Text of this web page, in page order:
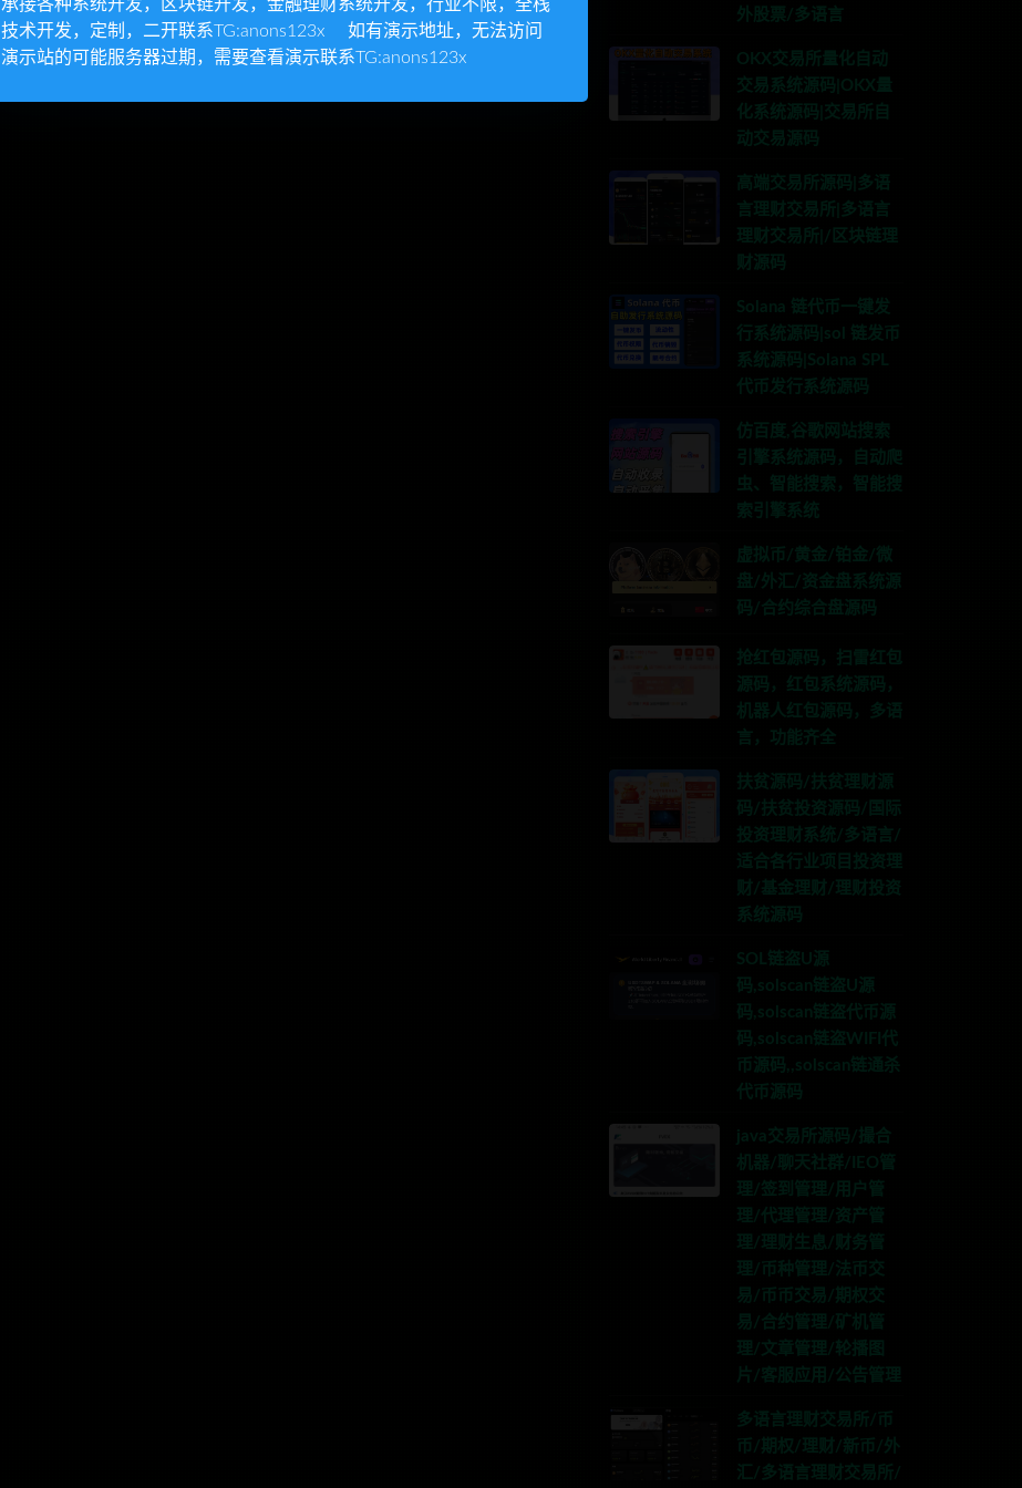
外股票/多语言
OKX交易所量化自动
交易系统源码|OKX量
化系统源码|交易所自
动交易源码
高端交易所源码|多语
言理财交易所|多语言
理财交易所|/区块链理
财源码
Solana 链代币一键发
行系统源码|sol 链发币
系统源码|Solana SPL
代币发行系统源码
仿百度,谷歌网站搜索
引擎系统源码，自动爬
虫、智能搜索，智能搜
索引擎系统
虚拟币/黄金/铂金/微
盘/外汇/资金盘系统源
码/合约综合盘源码
抢红包源码，扫雷红包
源码，红包系统源码，
机器人红包源码，多语
言，功能齐全
扶贫源码/扶贫理财源
码/扶贫投资源码/国际
投资理财系统/多语言/
适合各行业项目投资理
财/基金理财/理财投资
系统源码
SOL链盗U源
码,solscan链盗U源
码,solscan链盗代币源
码,solscan链盗WIFI代
币源码,,solscan链通杀
代币源码
java交易所源码/撮合
机器/聊天社群/IEO管
理/签到管理/用户管
理/代理管理/资产管
理/理财生息/财务管
理/币种管理/法币交
易/币币交易/期权交
易/合约管理/矿机管
理/文章管理/轮播图
片/客服应用/公告管理
多语言理财交易所/币
币/期权/理财/新币/外
汇/多语言理财交易所/
承接各种系统开发，区块链开发，金融理财系统开发，行业不限，全栈
技术开发，定制，二开联系TG:anons123x 如有演示地址，无法访问
演示站的可能服务器过期，需要查看演示联系TG:anons123x